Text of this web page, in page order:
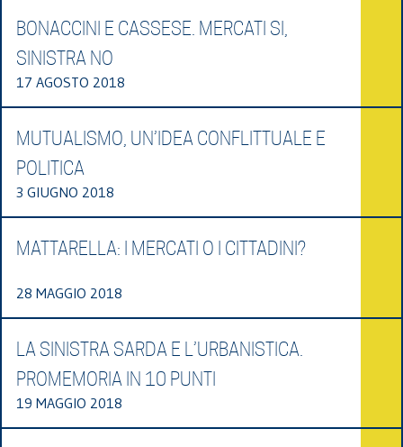
BONACCINI E CASSESE. MERCATI SI,
SINISTRA NO
17 AGOSTO 2018
MUTUALISMO, UN’IDEA CONFLITTUALE E
POLITICA
3 GIUGNO 2018
MATTARELLA: I MERCATI O I CITTADINI?
28 MAGGIO 2018
LA SINISTRA SARDA E L’URBANISTICA.
PROMEMORIA IN 10 PUNTI
19 MAGGIO 2018